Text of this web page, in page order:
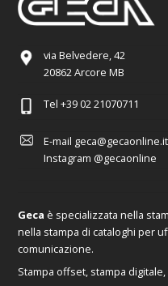
via Belvedere, 42
20862 Arcore MB
Tel +39 02 21070711
E-mail geca@gecaonline.it
Instagram @gecaonline
Geca è specializzata nella
nella stampa di cataloghi per
comunicazione.
Stampa offset, stampa